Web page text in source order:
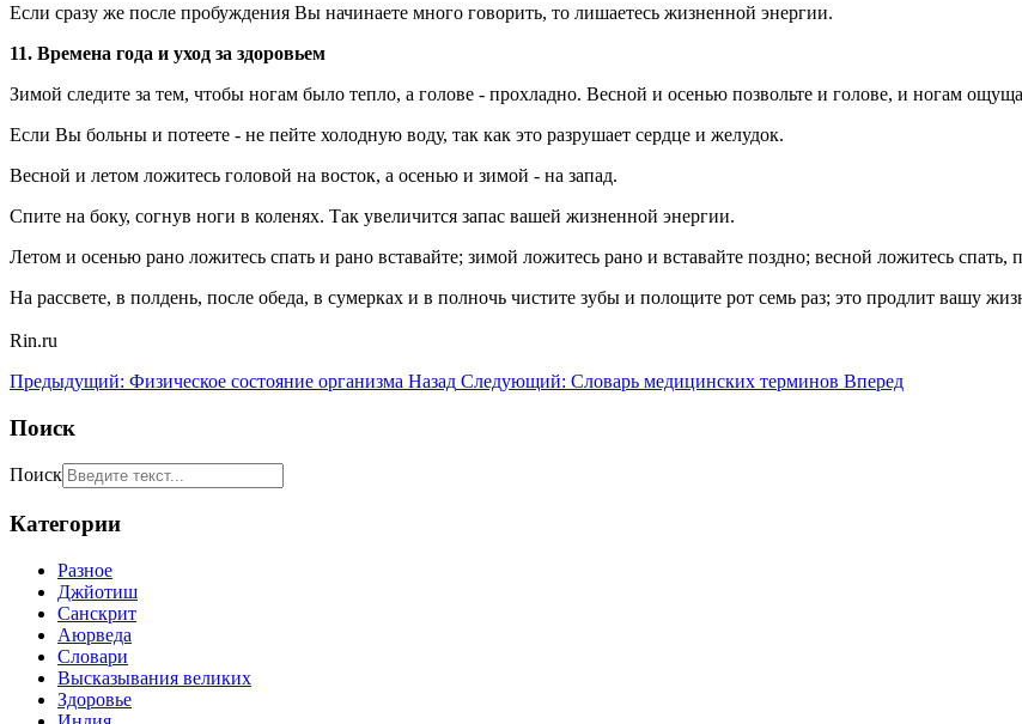
Если сразу же после пробуждения Вы начинаете много говорить, то лишаетесь жизненной энергии.
11. Времена года и уход за здоровьем
Зимой следите за тем, чтобы ногам было тепло, а голове - прохладно. Весной и осенью позвольте и голове, и ногам
Если Вы больны и потеете - не пейте холодную воду, так как это разрушает сердце и желудок.
Весной и летом ложитесь головой на восток, а осенью и зимой - на запад.
Спите на боку, согнув ноги в коленях. Так увеличится запас вашей жизненной энергии.
Летом и осенью рано ложитесь спать и рано вставайте; зимой ложитесь рано и вставайте поздно; весной ложитесь спать,
На рассвете, в полдень, после обеда, в сумерках и в полночь чистите зубы и полощите рот семь раз; это продлит вашу
Rin.ru
Предыдущий: Физическое состояние организма Назад Следующий: Словарь медицинских терминов Вперед
Поиск
Поиск
Категории
Разное
Джйотиш
Санскрит
Аюрведа
Словари
Высказывания великих
Здоровье